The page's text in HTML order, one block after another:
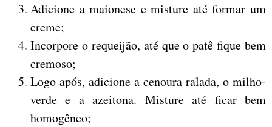
Adicione a maionese e misture até formar um
creme;
Incorpore o requeijão, até que o patê fique bem
cremoso;
Logo após, adicione a cenoura ralada, o milho-
verde e a azeitona. Misture até ficar bem
homogêneo;